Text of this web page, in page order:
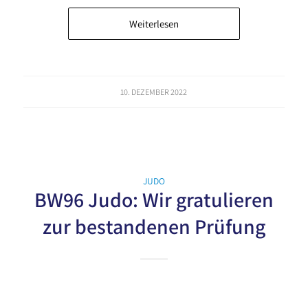
Weiterlesen
10. DEZEMBER 2022
JUDO
BW96 Judo: Wir gratulieren
zur bestandenen Prüfung